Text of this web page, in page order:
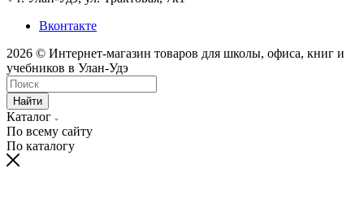
Вконтакте
2026 © Интернет-магазин товаров для школы, офиса, книг и
учебников в Улан-Удэ
Найти
Каталог
По всему сайту
По каталогу